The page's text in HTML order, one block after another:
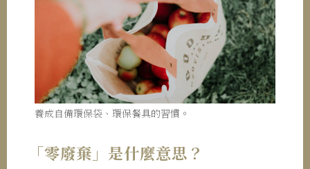
養成自備環保袋、環保餐具的習慣。
「零廢棄」是什麼意思？